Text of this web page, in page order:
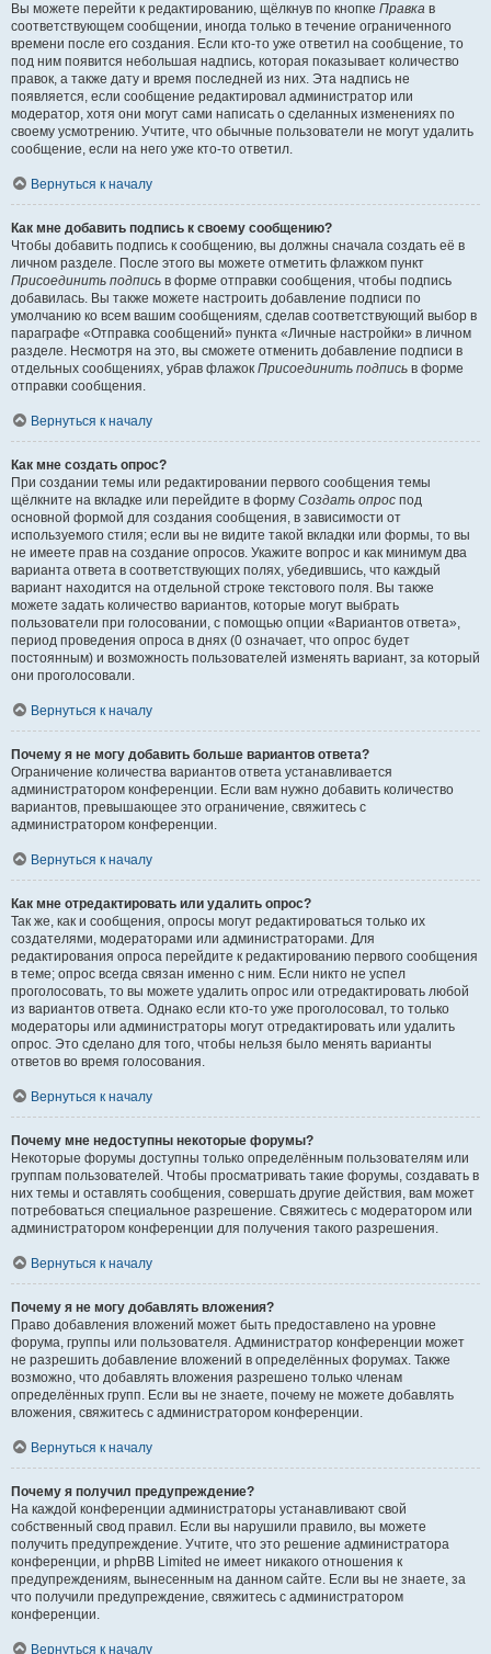
Вы можете перейти к редактированию, щёлкнув по кнопке Правка в
соответствующем сообщении, иногда только в течение ограниченного
времени после его создания. Если кто-то уже ответил на сообщение, то
под ним появится небольшая надпись, которая показывает количество
правок, а также дату и время последней из них. Эта надпись не
появляется, если сообщение редактировал администратор или
модератор, хотя они могут сами написать о сделанных изменениях по
своему усмотрению. Учтите, что обычные пользователи не могут удалить
сообщение, если на него уже кто-то ответил.
Вернуться к началу
Как мне добавить подпись к своему сообщению?
Чтобы добавить подпись к сообщению, вы должны сначала создать её в
личном разделе. После этого вы можете отметить флажком пункт
Присоединить подпись в форме отправки сообщения, чтобы подпись
добавилась. Вы также можете настроить добавление подписи по
умолчанию ко всем вашим сообщениям, сделав соответствующий выбор в
параграфе «Отправка сообщений» пункта «Личные настройки» в личном
разделе. Несмотря на это, вы сможете отменить добавление подписи в
отдельных сообщениях, убрав флажок Присоединить подпись в форме
отправки сообщения.
Вернуться к началу
Как мне создать опрос?
При создании темы или редактировании первого сообщения темы
щёлкните на вкладке или перейдите в форму Создать опрос под
основной формой для создания сообщения, в зависимости от
используемого стиля; если вы не видите такой вкладки или формы, то вы
не имеете прав на создание опросов. Укажите вопрос и как минимум два
варианта ответа в соответствующих полях, убедившись, что каждый
вариант находится на отдельной строке текстового поля. Вы также
можете задать количество вариантов, которые могут выбрать
пользователи при голосовании, с помощью опции «Вариантов ответа»,
период проведения опроса в днях (0 означает, что опрос будет
постоянным) и возможность пользователей изменять вариант, за который
они проголосовали.
Вернуться к началу
Почему я не могу добавить больше вариантов ответа?
Ограничение количества вариантов ответа устанавливается
администратором конференции. Если вам нужно добавить количество
вариантов, превышающее это ограничение, свяжитесь с
администратором конференции.
Вернуться к началу
Как мне отредактировать или удалить опрос?
Так же, как и сообщения, опросы могут редактироваться только их
создателями, модераторами или администраторами. Для
редактирования опроса перейдите к редактированию первого сообщения
в теме; опрос всегда связан именно с ним. Если никто не успел
проголосовать, то вы можете удалить опрос или отредактировать любой
из вариантов ответа. Однако если кто-то уже проголосовал, то только
модераторы или администраторы могут отредактировать или удалить
опрос. Это сделано для того, чтобы нельзя было менять варианты
ответов во время голосования.
Вернуться к началу
Почему мне недоступны некоторые форумы?
Некоторые форумы доступны только определённым пользователям или
группам пользователей. Чтобы просматривать такие форумы, создавать в
них темы и оставлять сообщения, совершать другие действия, вам может
потребоваться специальное разрешение. Свяжитесь с модератором или
администратором конференции для получения такого разрешения.
Вернуться к началу
Почему я не могу добавлять вложения?
Право добавления вложений может быть предоставлено на уровне
форума, группы или пользователя. Администратор конференции может
не разрешить добавление вложений в определённых форумах. Также
возможно, что добавлять вложения разрешено только членам
определённых групп. Если вы не знаете, почему не можете добавлять
вложения, свяжитесь с администратором конференции.
Вернуться к началу
Почему я получил предупреждение?
На каждой конференции администраторы устанавливают свой
собственный свод правил. Если вы нарушили правило, вы можете
получить предупреждение. Учтите, что это решение администратора
конференции, и phpBB Limited не имеет никакого отношения к
предупреждениям, вынесенным на данном сайте. Если вы не знаете, за
что получили предупреждение, свяжитесь с администратором
конференции.
Вернуться к началу